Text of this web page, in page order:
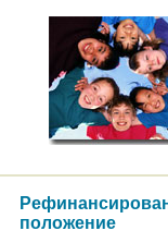
положение